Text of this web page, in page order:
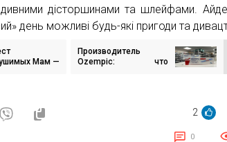
дісторшинами та шлейфами.
день можливі будь-які пригоди та
Мам —
Производитель
Ozempic: что
2
0